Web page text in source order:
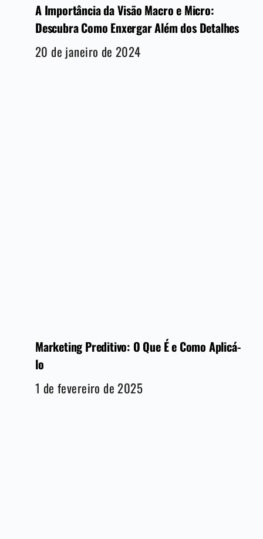
A Importância da Visão Macro e Micro:
Descubra Como Enxergar Além dos Detalhes
20 de janeiro de 2024
Marketing Preditivo: O Que É e Como Aplicá-
lo
1 de fevereiro de 2025